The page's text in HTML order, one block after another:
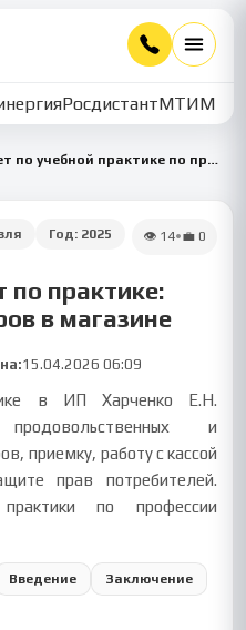
РосдистантМТИММУ
Отчет по учебной практике по продаже товаров
Год: 2025 👁 14•💼 0
по практике:
в магазине
15.04.2026 06:09
в ИП Харченко Е.Н.
и
приемку, работу с кассой
прав потребителей.
по профессии
Введение Заключение